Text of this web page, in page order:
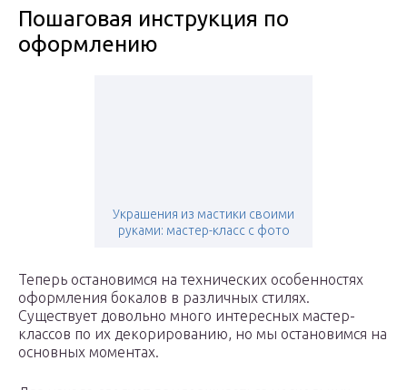
Пошаговая инструкция по
оформлению
Украшения из мастики своими
руками: мастер-класс с фото
Теперь остановимся на технических особенностях
оформления бокалов в различных стилях.
Существует довольно много интересных мастер-
классов по их декорированию, но мы остановимся на
основных моментах.